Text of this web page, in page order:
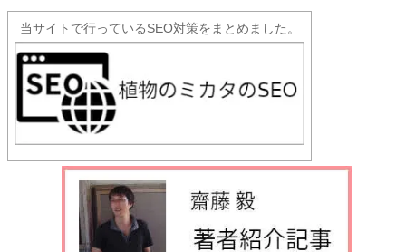
当サイトで行っているSEO対策をまとめました。